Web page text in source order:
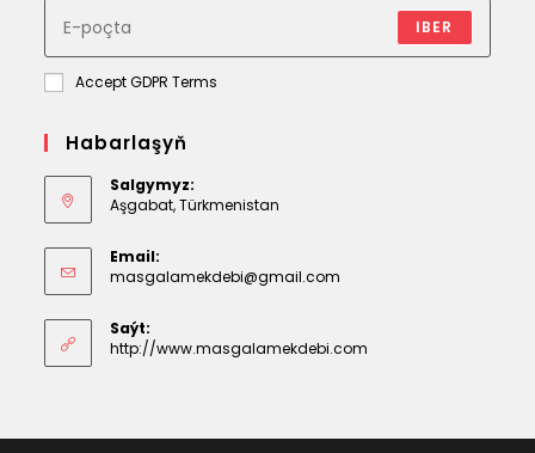
IBER
Accept GDPR Terms
Habarlaşyň
Salgymyz:
Aşgabat, Türkmenistan
Email:
masgalamekdebi@gmail.com
application
Saýt:
http://www.masgalamekdebi.com